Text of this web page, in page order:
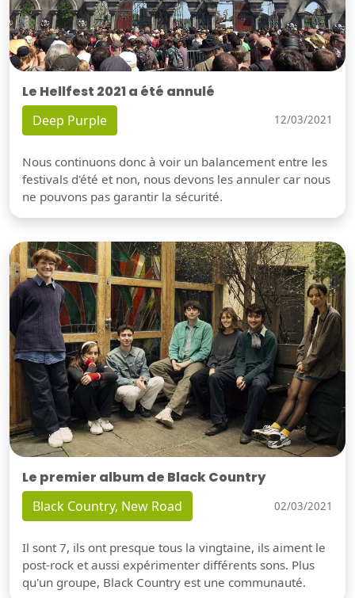
Le Hellfest 2021 a été annulé
Deep Purple 12/03/2021
Nous continuons donc à voir un balancement entre les
festivals d'été et non, nous devons les annuler car nous
ne pouvons pas garantir la sécurité.
Le premier album de Black Country
Black Country, New Road 02/03/2021
Il sont 7, ils ont presque tous la vingtaine, ils aiment le
post-rock et aussi expérimenter différents sons. Plus
qu'un groupe, Black Country est une communauté.